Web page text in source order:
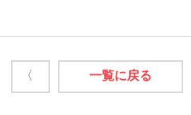
〈 一覧に戻る